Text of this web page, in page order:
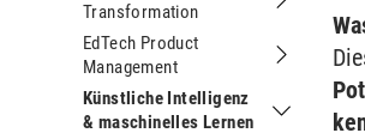
Transformation
Untermenu
EdTech Product
Management
Untermenu
Künstliche Intelligenz
& maschinelles Lernen
Untermenu